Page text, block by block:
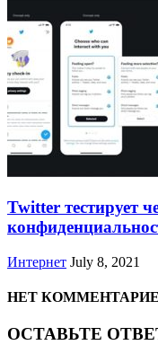
Twitter тестирует
Интернет July 8, 2021
НЕТ
ОСТАВЬТЕ